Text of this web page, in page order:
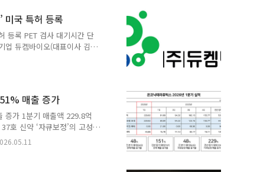
초로 개발해 적용했다. 리
문 두피 관리샵에서 받던 케
다. ‘cA..
미국 특허 등록
등록 PET 검사 대기시간 단
업 듀켐바이오(대표이사 김상
Labs)는 차세대 PET 진
국 특허 등록 결정을 받았다
CIT’다. 18F-FP-CIT는 이
번 미국 권리화로 북미 진출
습 ..
매출 증가
증가 1분기 매출액 229.8억
호 신약 ‘자큐보정’의 고성
어갔다. 온코닉테라퓨틱스
영업이익 45.9억 원, 당기순